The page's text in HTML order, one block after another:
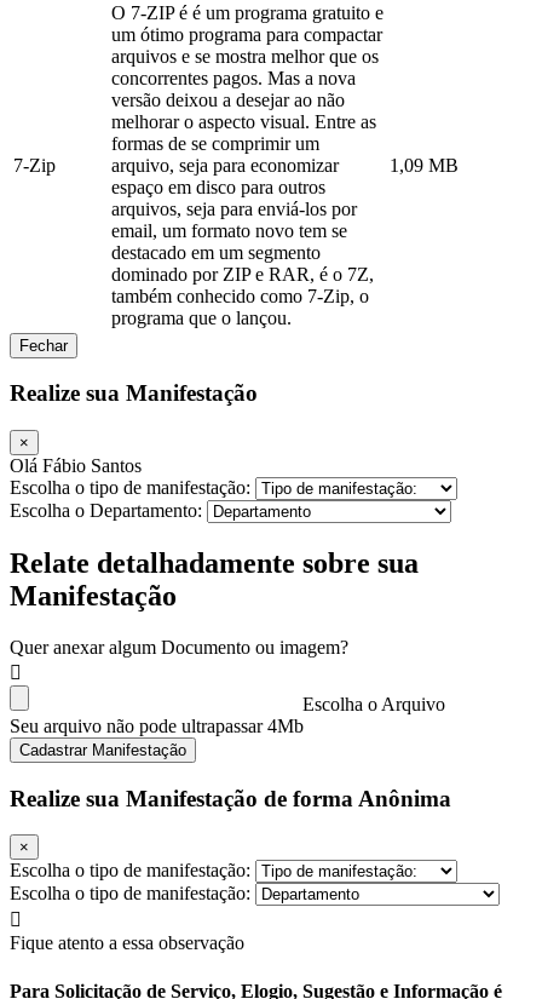
7-Zip
O 7-ZIP é é um programa gratuito e
um ótimo programa para compactar
arquivos e se mostra melhor que os
concorrentes pagos. Mas a nova
versão deixou a desejar ao não
melhorar o aspecto visual. Entre as
formas de se comprimir um
arquivo, seja para economizar
espaço em disco para outros
arquivos, seja para enviá-los por
email, um formato novo tem se
destacado em um segmento
dominado por ZIP e RAR, é o 7Z,
também conhecido como 7-Zip, o
programa que o lançou.
1,09 MB
Fechar
Realize sua Manifestação
×
Olá Fábio Santos
Escolha o tipo de manifestação:
Escolha o Departamento:
Relate detalhadamente sobre sua
Manifestação
Quer anexar algum Documento ou imagem?
Escolha o Arquivo
Seu arquivo não pode ultrapassar 4Mb
Cadastrar Manifestação
Realize sua Manifestação de forma Anônima
×
Escolha o tipo de manifestação:
Escolha o tipo de manifestação:
Fique atento a essa observação
Para Solicitação de Serviço, Elogio, Sugestão e Informação é